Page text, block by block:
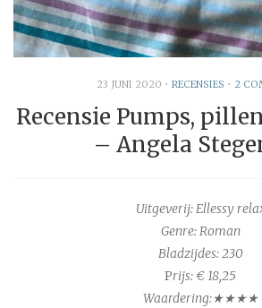
23 JUNI 2020 • RECENSIES • 2
Recensie Pumps,
– Angela
Uitgeverij: Ellessy
Genre: Roman
Bladzijdes: 230
Prijs: € 18,25
Waardering:★★★★